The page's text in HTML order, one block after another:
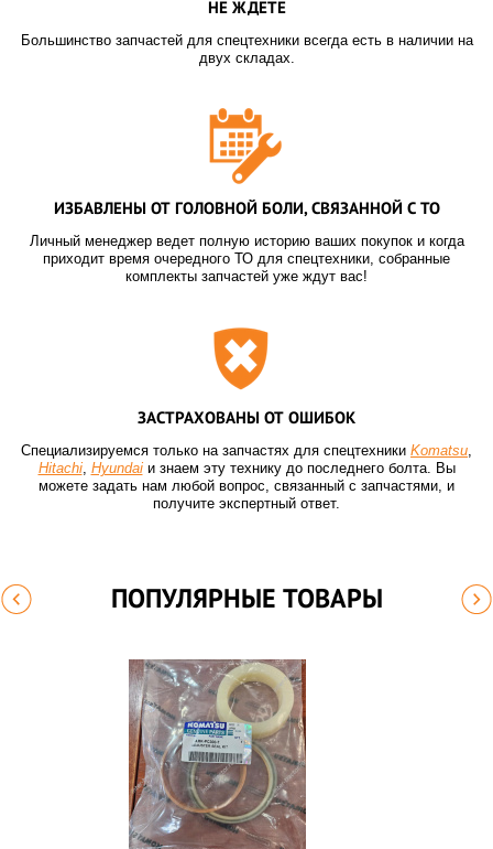
НЕ ЖДЕТЕ
Большинство запчастей для спецтехники всегда есть в наличии на
двух складах.
ИЗБАВЛЕНЫ ОТ ГОЛОВНОЙ БОЛИ, СВЯЗАННОЙ С ТО
Личный менеджер ведет полную историю ваших покупок и когда
приходит время очередного ТО для спецтехники, собранные
комплекты запчастей уже ждут вас!
ЗАСТРАХОВАНЫ ОТ ОШИБОК
Специализируемся только на запчастях для спецтехники Komatsu,
Hitachi, Hyundaiи знаем эту технику до последнего болта. Вы
можете задать нам любой вопрос, связанный с запчастями, и
получите экспертный ответ.
ПОПУЛЯРНЫЕ ТОВАРЫ